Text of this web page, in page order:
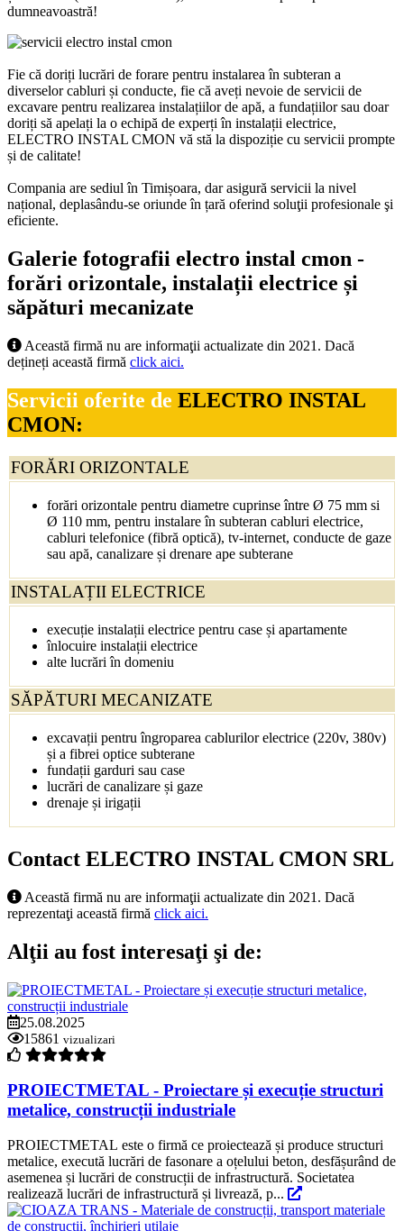
dumneavoastră!
Fie că doriți lucrări de forare pentru instalarea în subteran a
diverselor cabluri și conducte, fie că aveți nevoie de servicii de
excavare pentru realizarea instalațiilor de apă, a fundațiilor sau doar
doriți să apelați la o echipă de experți în instalații electrice,
ELECTRO INSTAL CMON vă stă la dispoziție cu servicii prompte
și de calitate!
Compania are sediul în Timișoara, dar asigură servicii la nivel
național, deplasându-se oriunde în țară oferind soluţii profesionale şi
eficiente.
Galerie fotografii electro instal cmon -
forări orizontale, instalații electrice și
săpături mecanizate
Această firmă nu are informaţii actualizate din 2021. Dacă
dețineți această firmă click aici.
Servicii oferite de ELECTRO INSTAL
CMON:
FORĂRI ORIZONTALE
forări orizontale pentru diametre cuprinse între Ø 75 mm si
Ø 110 mm, pentru instalare în subteran cabluri electrice,
cabluri telefonice (fibră optică), tv-internet, conducte de gaze
sau apă, canalizare și drenare ape subterane
INSTALAȚII ELECTRICE
execuție instalații electrice pentru case și apartamente
înlocuire instalații electrice
alte lucrări în domeniu
SĂPĂTURI MECANIZATE
excavații pentru îngroparea cablurilor electrice (220v, 380v)
și a fibrei optice subterane
fundații garduri sau case
lucrări de canalizare și gaze
drenaje și irigații
Contact ELECTRO INSTAL CMON SRL
Această firmă nu are informaţii actualizate din 2021. Dacă
reprezentaţi această firmă click aici.
Alţii au fost interesaţi şi de:
25.08.2025
15861 vizualizari
PROIECTMETAL - Proiectare și execuție structuri
metalice, construcții industriale
PROIECTMETAL este o firmă ce proiectează și produce structuri
metalice, execută lucrări de fasonare a oțelului beton, desfășurând de
asemenea și lucrări de construcții de infrastructură. Societatea
realizează lucrări de infrastructură și livrează, p...